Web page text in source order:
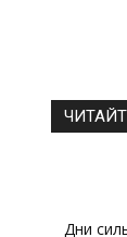
Дни